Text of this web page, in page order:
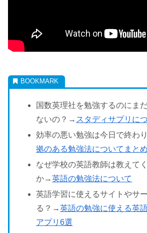
国数英理社を勉強するのにま
ないの？→ スタディサプリに
効率の悪い勉強は今日で終わ
拠のある勉強法についてまと
なぜ学校の英語教師は教えて
か→英語の勉強法について
英語学習に使えるサイトやサ
る？→英語の勉強に使える英
アプリ6選